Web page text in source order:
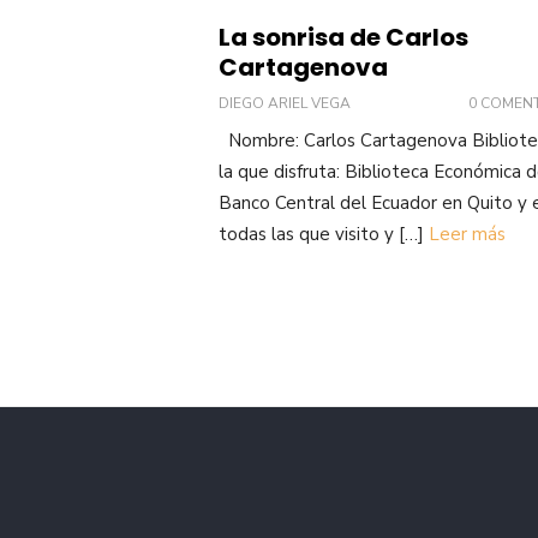
La sonrisa de Carlos
Cartagenova
DIEGO ARIEL VEGA 0
Nombre: Carlos Cartagenova
la que disfruta: Biblioteca Económica
Banco Central del Ecuador en Quito y
todas las que visito y […] Leer más